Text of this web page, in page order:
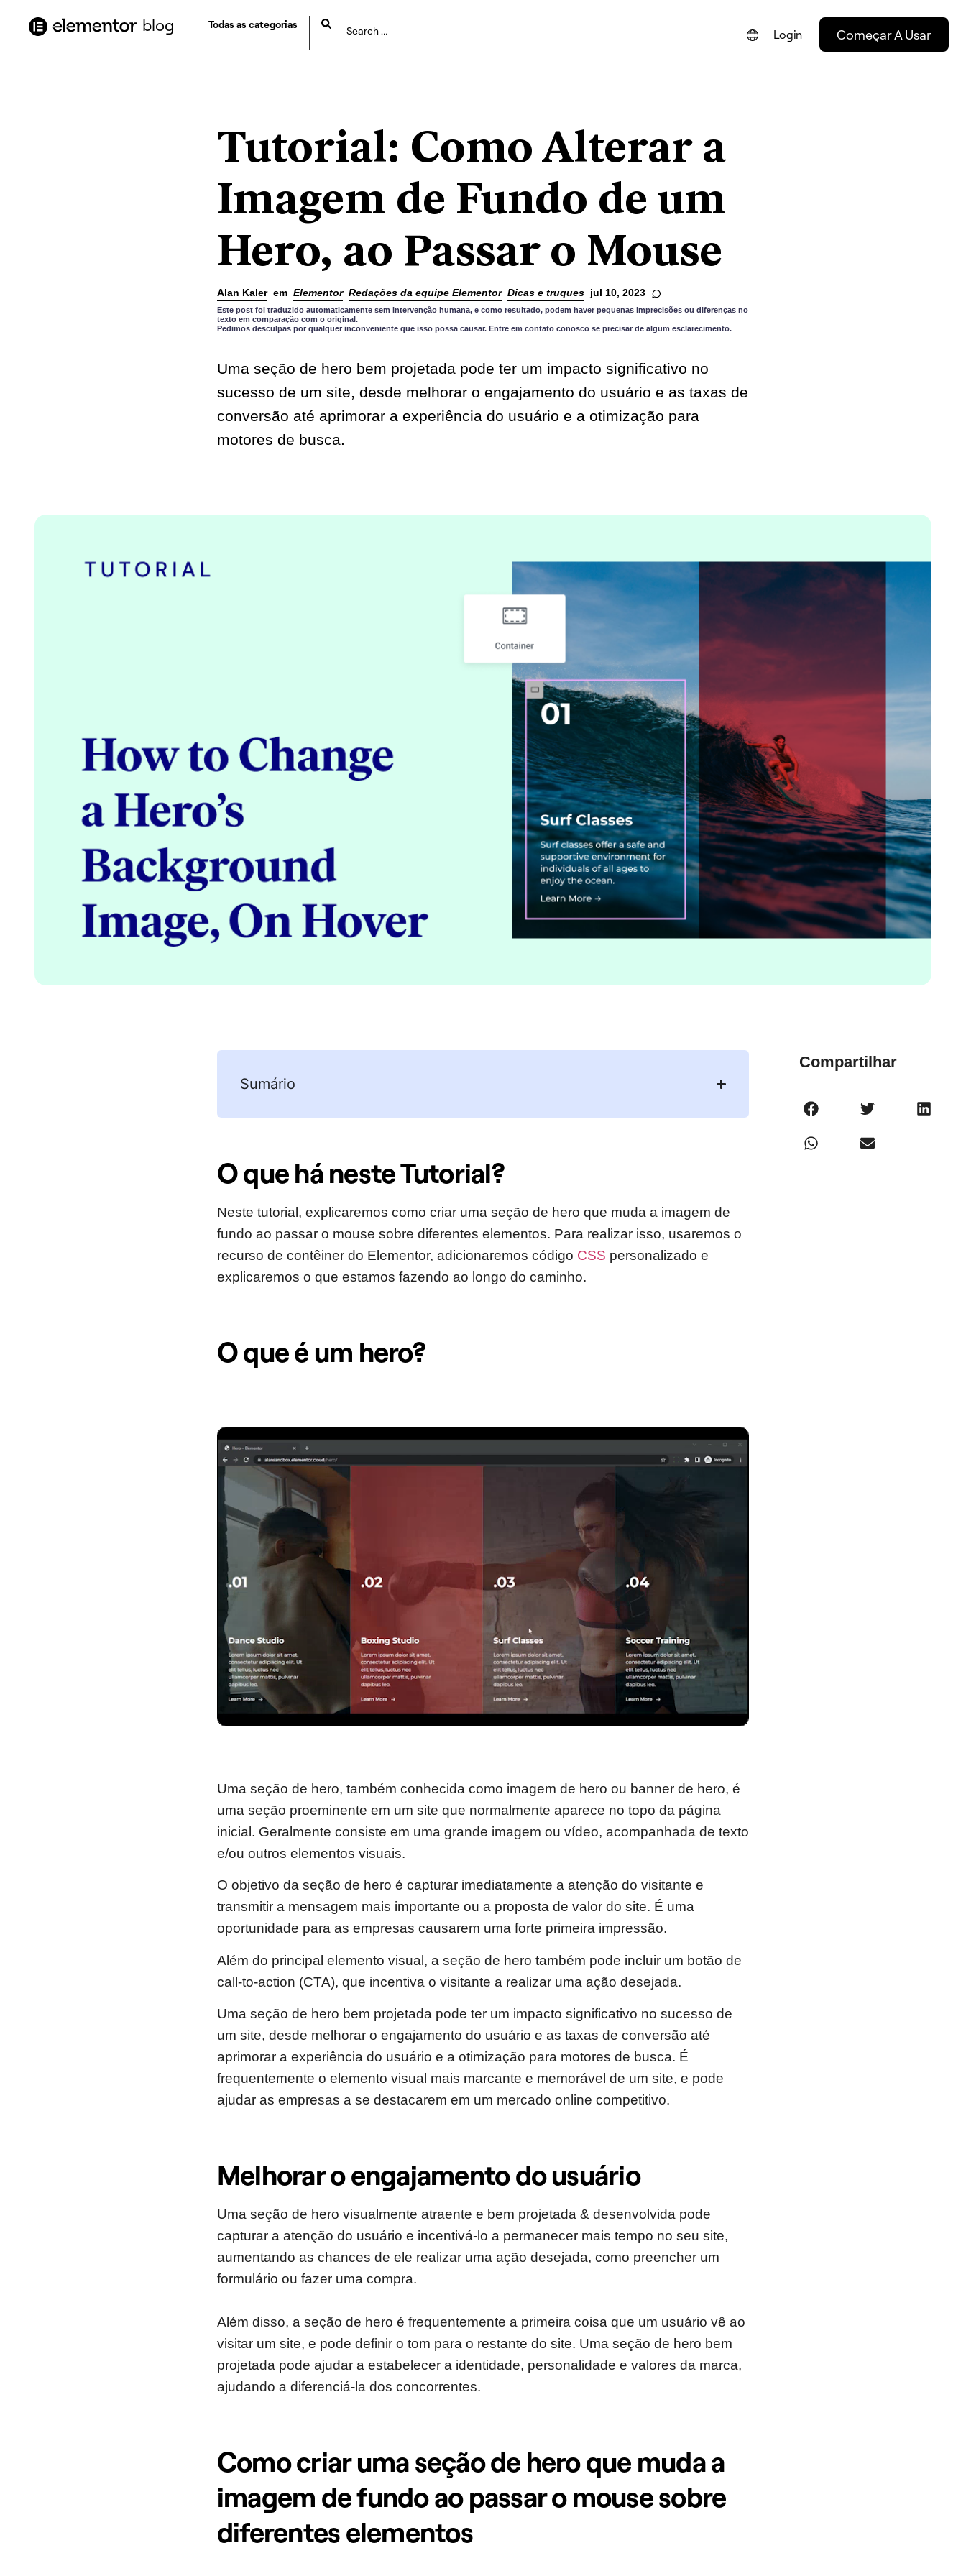
conteúdo
blog Todas as categorias
DEUTSCH
ESPAÑOL
Login Começar A Usar
Tutorial: Como Alterar a
Imagem de Fundo de um
Hero, ao Passar o Mouse
Alan Kaler em Elementor Redações da equipe Elementor Dicas e truques jul 10, 2023
Este post foi traduzido automaticamente sem intervenção humana, e como resultado, podem haver pequenas imprecisões ou diferenças no
texto em comparação com o original.
Pedimos desculpas por qualquer inconveniente que isso possa causar. Entre em contato conosco se precisar de algum esclarecimento.
Uma seção de hero bem projetada pode ter um impacto significativo no
sucesso de um site, desde melhorar o engajamento do usuário e as taxas de
conversão até aprimorar a experiência do usuário e a otimização para
motores de busca.
Sumário
O que há neste Tutorial?
Neste tutorial, explicaremos como criar uma seção de hero que muda a imagem de
fundo ao passar o mouse sobre diferentes elementos. Para realizar isso, usaremos o
recurso de contêiner do Elementor, adicionaremos código CSS personalizado e
explicaremos o que estamos fazendo ao longo do caminho.
O que é um hero?
Uma seção de hero, também conhecida como imagem de hero ou banner de hero, é
uma seção proeminente em um site que normalmente aparece no topo da página
inicial. Geralmente consiste em uma grande imagem ou vídeo, acompanhada de texto
e/ou outros elementos visuais.
O objetivo da seção de hero é capturar imediatamente a atenção do visitante e
transmitir a mensagem mais importante ou a proposta de valor do site. É uma
oportunidade para as empresas causarem uma forte primeira impressão.
Além do principal elemento visual, a seção de hero também pode incluir um botão de
call-to-action (CTA), que incentiva o visitante a realizar uma ação desejada.
Uma seção de hero bem projetada pode ter um impacto significativo no sucesso de
um site, desde melhorar o engajamento do usuário e as taxas de conversão até
aprimorar a experiência do usuário e a otimização para motores de busca. É
frequentemente o elemento visual mais marcante e memorável de um site, e pode
ajudar as empresas a se destacarem em um mercado online competitivo.
Melhorar o engajamento do usuário
Uma seção de hero visualmente atraente e bem projetada & desenvolvida pode
capturar a atenção do usuário e incentivá-lo a permanecer mais tempo no seu site,
aumentando as chances de ele realizar uma ação desejada, como preencher um
formulário ou fazer uma compra.
Além disso, a seção de hero é frequentemente a primeira coisa que um usuário vê ao
visitar um site, e pode definir o tom para o restante do site. Uma seção de hero bem
projetada pode ajudar a estabelecer a identidade, personalidade e valores da marca,
ajudando a diferenciá-la dos concorrentes.
Como criar uma seção de hero que muda a
imagem de fundo ao passar o mouse sobre
diferentes elementos
Compartilhar